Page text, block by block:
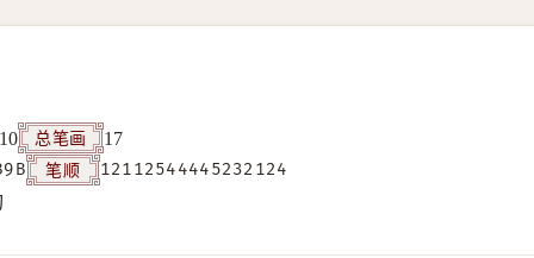
10 总笔画
17
笔顺
12112544445232124